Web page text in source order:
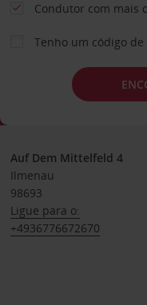
Condutor com mais
Tenho um código
Auf Dem Mittelfeld 4
Ilmenau
98693
Ligue para o:
+4936776672670